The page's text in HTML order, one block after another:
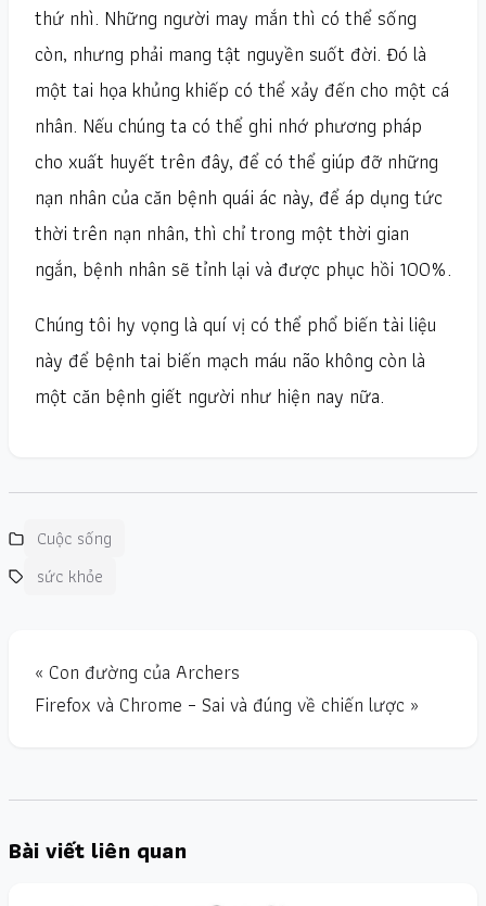
thứ nhì. Những người may mắn thì có thể sống
còn, nhưng phải mang tật nguyền suốt đời. Đó là
một tai họa khủng khiếp có thể xảy đến cho một cá
nhân. Nếu chúng ta có thể ghi nhớ phương pháp
cho xuất huyết trên đây, để có thể giúp đỡ những
nạn nhân của căn bệnh quái ác này, để áp dụng tức
thời trên nạn nhân, thì chỉ trong một thời gian
ngắn, bệnh nhân sẽ tỉnh lại và được phục hồi 100%.
Chúng tôi hy vọng là quí vị có thể phổ biến tài liệu
này để bệnh tai biến mạch máu não không còn là
một căn bệnh giết người như hiện nay nữa.
Cuộc sống
sức khỏe
« Con đường của Archers
Firefox và Chrome – Sai và đúng về chiến lược »
Bài viết liên quan